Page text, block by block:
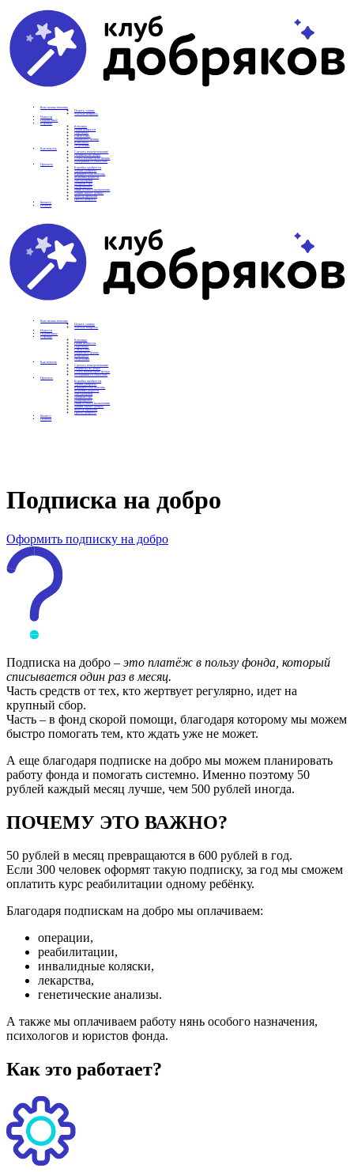
Вам нужна помощь
Подать заявку
Частые вопросы
Новости
Подопечные
О фонде
Команда
Наши ценности
Партнеры
СМИ о нас
Реквизиты фонда
Контакты
Отделения
Как помочь
Сделать пожертвование
Подписка на добро
Стать волонтером фонда
Вечеринки со смыслом
Проекты
Коробка храбрости
Уроки Доброты
Юридическая помощь
Мамины радости
Автодобряки
Добрый торт
Добропробег
Няни особого назначения
Акция «Букет добра»
Фактор времени
Цветы доброты
Бизнесу
Отчеты
Вам нужна помощь
Подать заявку
Частые вопросы
Новости
Подопечные
О фонде
Команда
Наши ценности
Партнеры
СМИ о нас
Реквизиты фонда
Контакты
Отделения
Как помочь
Сделать пожертвование
Подписка на добро
Стать волонтером фонда
Вечеринки со смыслом
Проекты
Коробка храбрости
Уроки Доброты
Юридическая помощь
Мамины радости
Автодобряки
Добрый торт
Добропробег
Няни особого назначения
Акция «Букет добра»
Фактор времени
Цветы доброты
Бизнесу
Отчеты
Подписка на добро
Оформить подписку на добро
Подписка на добро – это платёж в пользу фонда, который
списывается один раз в месяц.
Часть средств от тех, кто жертвует регулярно, идет на
крупный сбор.
Часть – в фонд скорой помощи, благодаря которому мы можем
быстро помогать тем, кто ждать уже не может.
А еще благодаря подписке на добро мы можем планировать
работу фонда и помогать системно. Именно поэтому 50
рублей каждый месяц лучше, чем 500 рублей иногда.
ПОЧЕМУ ЭТО ВАЖНО?
50 рублей в месяц превращаются в 600 рублей в год.
Если 300 человек оформят такую подписку, за год мы сможем
оплатить курс реабилитации одному ребёнку.
Благодаря подпискам на добро мы оплачиваем:
операции,
реабилитации,
инвалидные коляски,
лекарства,
генетические анализы.
А также мы оплачиваем работу нянь особого назначения,
психологов и юристов фонда.
Как это работает?